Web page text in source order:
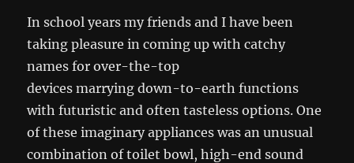
In school years my friends and I have been
taking pleasure in coming up with catchy
names for over-the-top
devices marrying down-to-earth functions
with futuristic and often tasteless options. One
of these imaginary appliances was an unusual
combination of toilet bowl, high-end sound